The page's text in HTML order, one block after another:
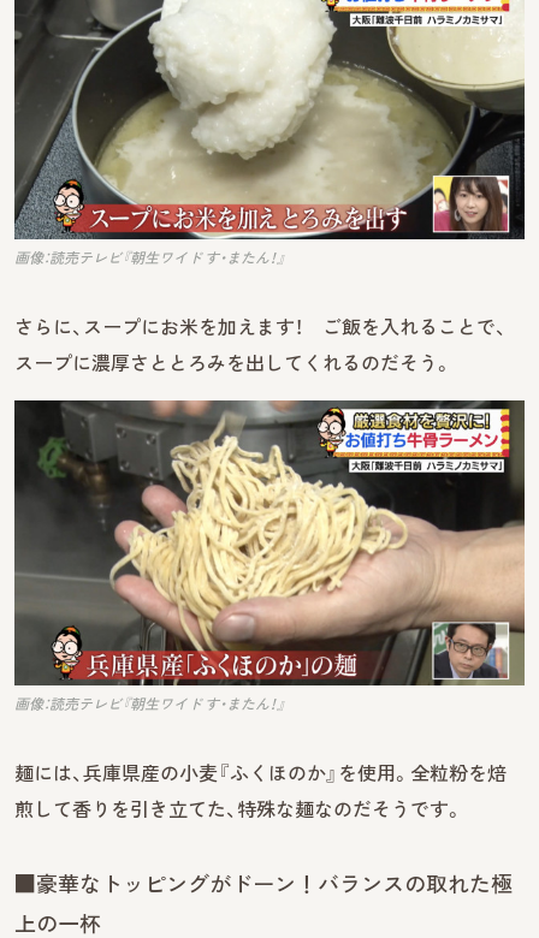
画像：読売テレビ『朝生ワイド す・またん！』
さらに、スープにお米を加えます！ ご飯を入れることで、
スープに濃厚さととろみを出してくれるのだそう。
画像：読売テレビ『朝生ワイド す・またん！』
麺には、兵庫県産の小麦『ふくほのか』を使用。全粒粉を焙
煎して香りを引き立てた、特殊な麺なのだそうです。
■豪華なトッピングがドーン！バランスの取れた極
上の一杯